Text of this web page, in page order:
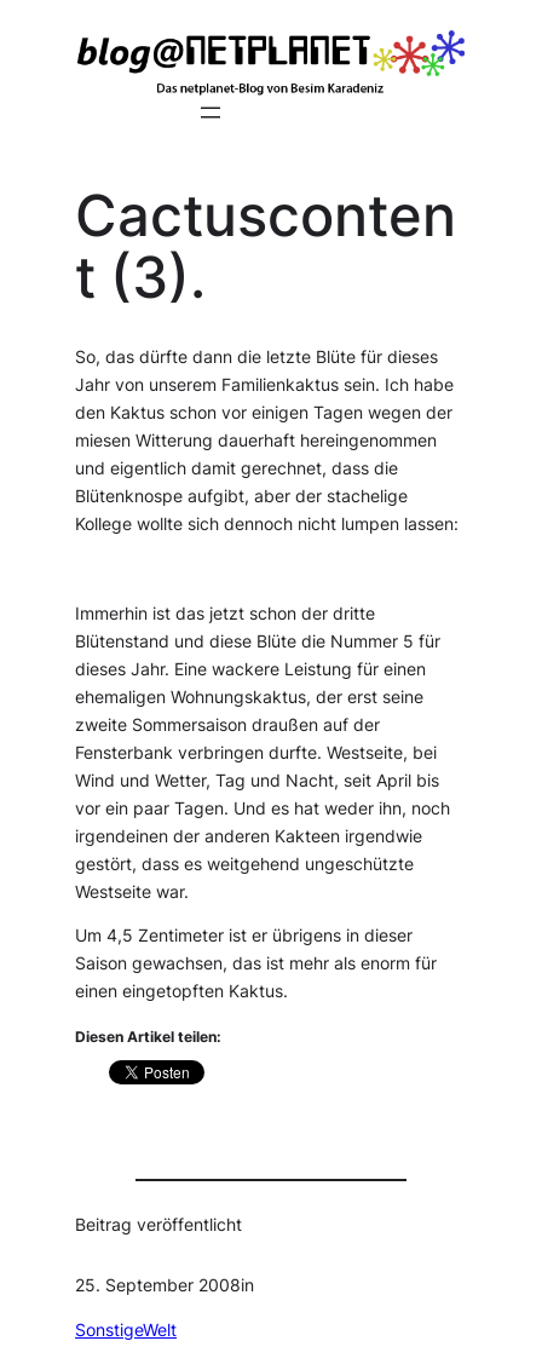
Cactusconten
t (3).
So, das dürfte dann die letzte Blüte für dieses
Jahr von unserem Familienkaktus sein. Ich habe
den Kaktus schon vor einigen Tagen wegen der
miesen Witterung dauerhaft hereingenommen
und eigentlich damit gerechnet, dass die
Blütenknospe aufgibt, aber der stachelige
Kollege wollte sich dennoch nicht lumpen lassen:
Immerhin ist das jetzt schon der dritte
Blütenstand und diese Blüte die Nummer 5 für
dieses Jahr. Eine wackere Leistung für einen
ehemaligen Wohnungskaktus, der erst seine
zweite Sommersaison draußen auf der
Fensterbank verbringen durfte. Westseite, bei
Wind und Wetter, Tag und Nacht, seit April bis
vor ein paar Tagen. Und es hat weder ihn, noch
irgendeinen der anderen Kakteen irgendwie
gestört, dass es weitgehend ungeschützte
Westseite war.
Um 4,5 Zentimeter ist er übrigens in dieser
Saison gewachsen, das ist mehr als enorm für
einen eingetopften Kaktus.
Diesen Artikel teilen:
Beitrag veröffentlicht
25. September 2008in
SonstigeWelt